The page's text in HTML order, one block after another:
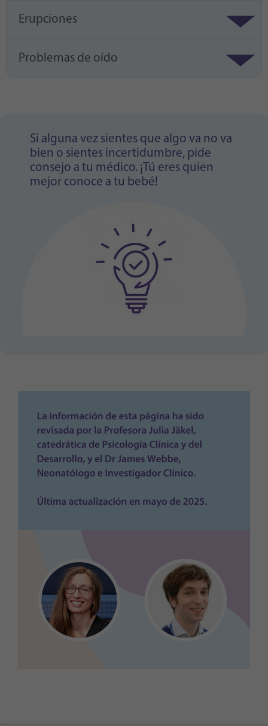
Erupciones
Problemas de oído
Si alguna vez sientes que algo va no va
bien o sientes incertidumbre, pide
consejo a tu médico. ¡Tú eres quien
mejor conoce a tu bebé!